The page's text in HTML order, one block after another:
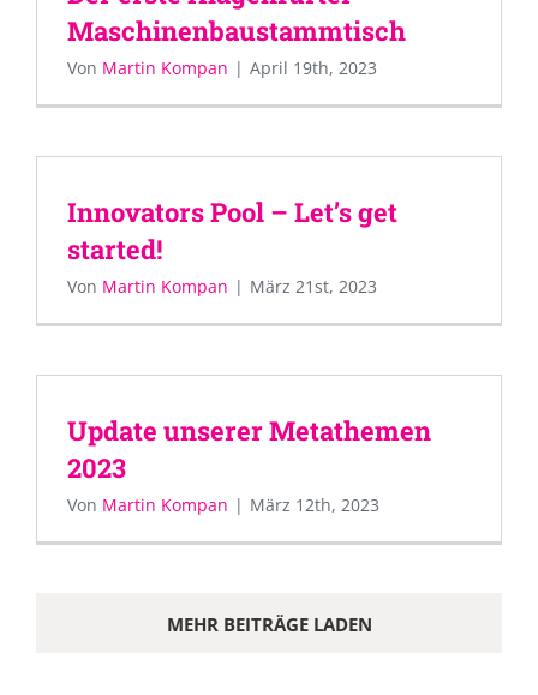
Maschinenbaustammtisch
Von Martin Kompan | April 19th, 2023
Innovators Pool – Let’s get
started!
Von Martin Kompan | März 21st, 2023
Update unserer Metathemen
2023
Von Martin Kompan | März 12th, 2023
MEHR BEITRÄGE LADEN